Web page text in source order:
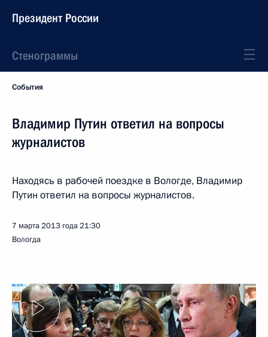
Президент России
Стенограммы
События
Владимир Путин ответил на вопросы
журналистов
Находясь в рабочей поездке в Вологде, Владимир
Путин ответил на вопросы журналистов.
7 марта 2013 года21:30
Вологда